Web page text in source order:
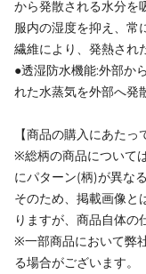
から発散される水分を
服内の湿度を抑え、常
繊維により、発熱され
●透湿防水機能:外部か
れた水蒸気を外部へ発
【商品の購入にあたっ
※総柄の商品について
にパターン(柄)が異な
そのため、掲載画像と
りますが、商品自体の
※一部商品において弊
る場合がございます。